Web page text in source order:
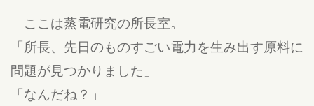
ここは蒸電研究の所長室。
「所長、先日のものすごい電力を生み出す原料に
問題が見つかりました」
「なんだね？」